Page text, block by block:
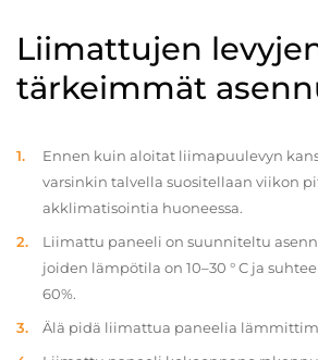
Liimattujen
tärkeimmät
Ennen kuin aloitat liimapuulevyn
varsinkin talvella suositellaan viikon
akklimatisointia huoneessa.
Liimattu paneeli on suunniteltu
joiden lämpötila on 10–30 ° C ja
60%.
Älä pidä liimattua paneelia